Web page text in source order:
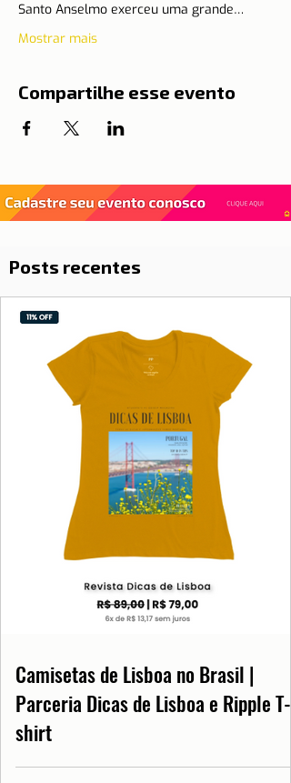
Santo Anselmo exerceu uma grande…
Mostrar mais
Compartilhe esse evento
Posts recentes
Camisetas de Lisboa no Brasil |
Parceria Dicas de Lisboa e Ripple T-
shirt